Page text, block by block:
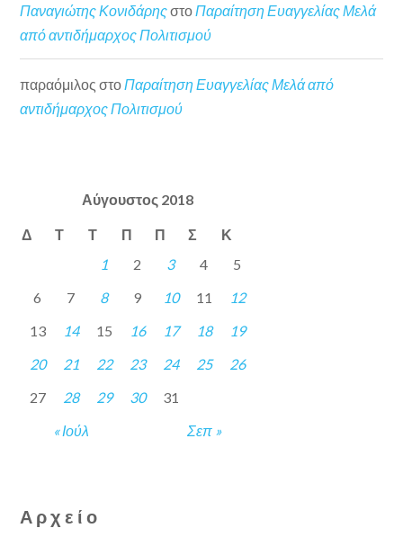
Παναγιώτης Κονιδάρηςστο Παραίτηση Ευαγγελίας Μελά
από αντιδήμαρχος Πολιτισμού
παραόμιλος στοΠαραίτηση Ευαγγελίας Μελά από
αντιδήμαρχος Πολιτισμού
Αύγουστος 2018
Δ Τ Τ Π Π Σ Κ
« Ιούλ Σεπ »
1 2 3 4
5
6
7 8 9 10 11
12
13
14 15 16 17 18
19
20
21 22 23 24 25
26
27
28 29 30 31
Αρχείο